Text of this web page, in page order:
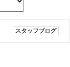
スタッフブログ